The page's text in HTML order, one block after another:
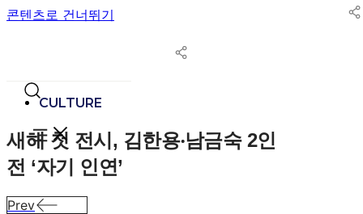
콘텐츠로 건너뛰기
CULTURE
새해 첫 전시, 김한용‧남금숙 2인
전 ‘자기 인연’
Prev